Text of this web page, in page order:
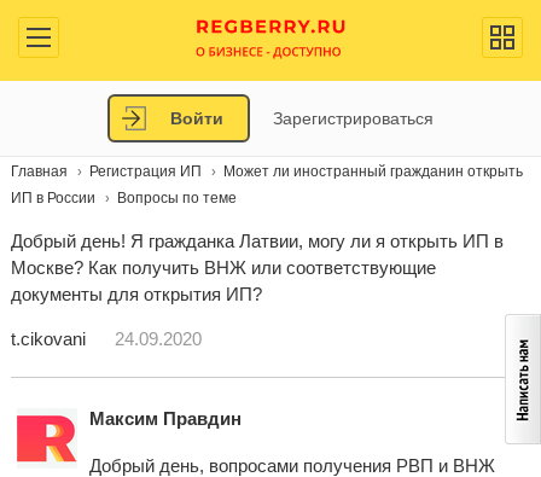
Войти Зарегистрироваться
Главная Регистрация ИП
Может ли иностранный гражданин открыть
ИП в России
Вопросы по теме
Добрый день! Я гражданка Латвии, могу ли я открыть ИП в
Москве? Как получить ВНЖ или соответствующие
документы для открытия ИП?
t.cikovani 24.09.2020
Максим Правдин
Добрый день, вопросами получения РВП и ВНЖ